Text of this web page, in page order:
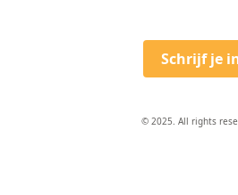
Schrijf je
© 2025. All rights